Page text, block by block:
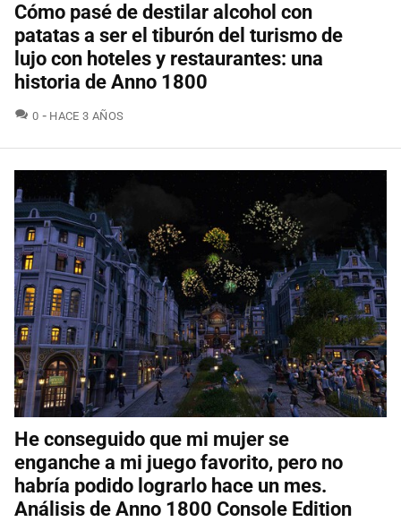
Cómo pasé de destilar alcohol con
patatas a ser el tiburón del turismo de
lujo con hoteles y restaurantes: una
historia de Anno 1800
0 COMENTARIOS
HACE 3 AÑOS
He conseguido que mi mujer se
enganche a mi juego favorito, pero no
habría podido lograrlo hace un mes.
Análisis de Anno 1800 Console Edition